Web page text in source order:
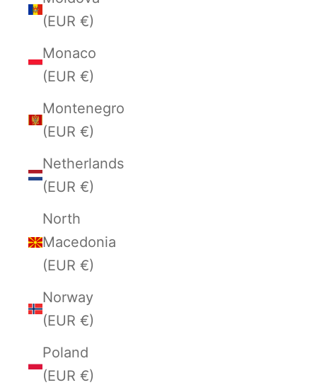
(EUR €)
Monaco
(EUR €)
Montenegro
(EUR €)
Netherlands
(EUR €)
North
Macedonia
(EUR €)
Norway
(EUR €)
Poland
(EUR €)